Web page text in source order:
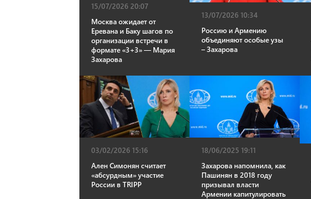
15/07/2026 20:07
Москва ожидает от
Еревана и Баку шагов по
организации встречи в
формате «3+3» — Мария
Захарова
13/07/2026 10:34
Россию и Армению
объединяют особые узы
– Захарова
03/02/2026 15:16
Ален Симонян считает
«абсурдным» участие
России в TRIPP
18/06/2025 19:11
Захарова напомнила, как
Пашинян в 2018 году
призывал власти
Армении капитулировать